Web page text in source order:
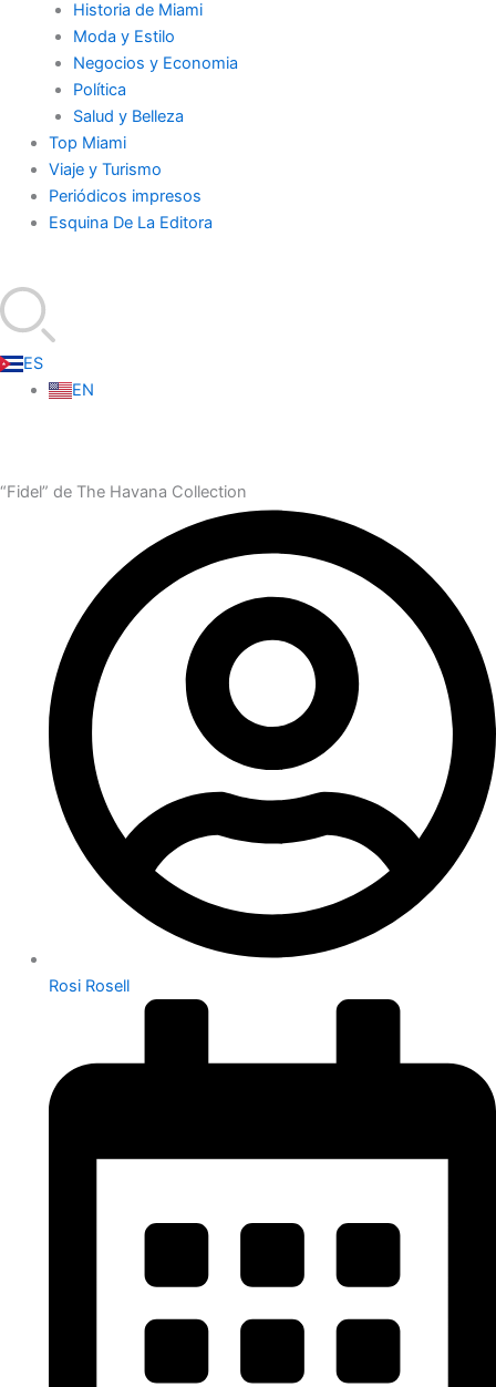
Historia de Miami
Moda y Estilo
Negocios y Economia
Política
Salud y Belleza
Top Miami
Viaje y Turismo
Periódicos impresos
Esquina De La Editora
ES
EN
“Fidel” de The Havana Collection
Rosi Rosell